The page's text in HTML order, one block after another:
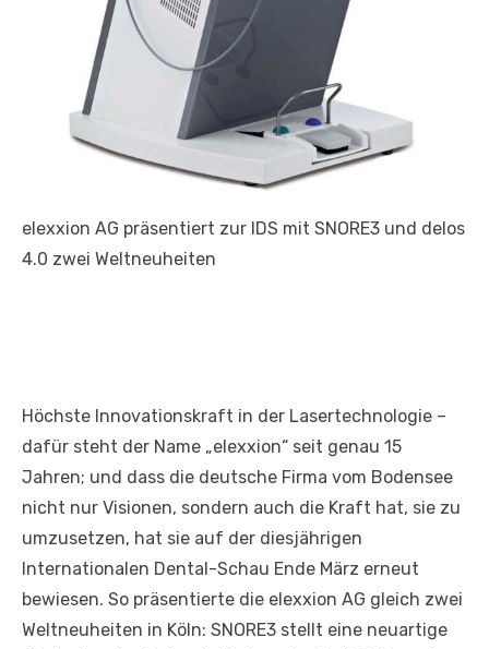
elexxion AG präsentiert zur IDS mit SNORE3 und delos
4.0 zwei Weltneuheiten
Höchste Innovationskraft in der Lasertechnologie –
dafür steht der Name „elexxion“ seit genau 15
Jahren; und dass die deutsche Firma vom Bodensee
nicht nur Visionen, sondern auch die Kraft hat, sie zu
umzusetzen, hat sie auf der diesjährigen
Internationalen Dental-Schau Ende März erneut
bewiesen. So präsentierte die elexxion AG gleich zwei
Weltneuheiten in Köln: SNORE3 stellt eine neuartige